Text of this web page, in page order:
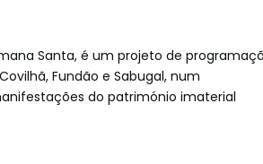
Santa, é um projeto de
Fundão e Sabugal, num
do património imaterial